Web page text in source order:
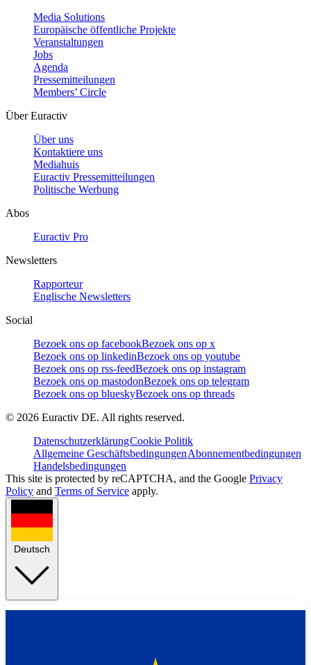
Media Solutions
Europäische öffentliche Projekte
Veranstaltungen
Jobs
Agenda
Pressemitteilungen
Members’ Circle
Über Euractiv
Über uns
Kontaktiere uns
Mediahuis
Euractiv Pressemitteilungen
Politische Werbung
Abos
Euractiv Pro
Newsletters
Rapporteur
Englische Newsletters
Social
Bezoek ons op facebookBezoek ons op x
Bezoek ons op linkedinBezoek ons op youtube
Bezoek ons op rss-feedBezoek ons op instagram
Bezoek ons op mastodonBezoek ons op telegram
Bezoek ons op blueskyBezoek ons op threads
© 2026 Euractiv DE. All rights reserved.
DatenschutzerklärungCookie Politik
Allgemeine GeschäftsbedingungenAbonnementbedingungen
Handelsbedingungen
This site is protected by reCAPTCHA, and the Google Privacy
Policy and Terms of Service apply.
Deutsch